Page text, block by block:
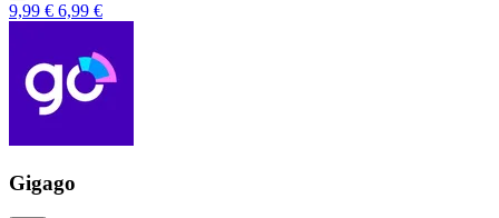
9,99 € 6,99 €
Gigago